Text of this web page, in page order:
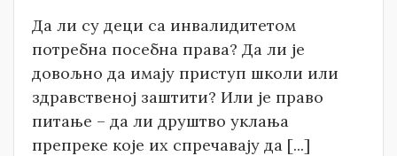
Да ли су деци са инвалидитетом
потребна посебна права? Да ли је
довољно да имају приступ школи или
здравственој заштити? Или је право
питање – да ли друштво уклања
препреке које их спречавају да [...]